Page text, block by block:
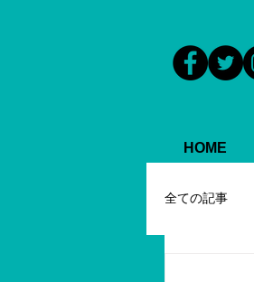
HOME
全ての記事